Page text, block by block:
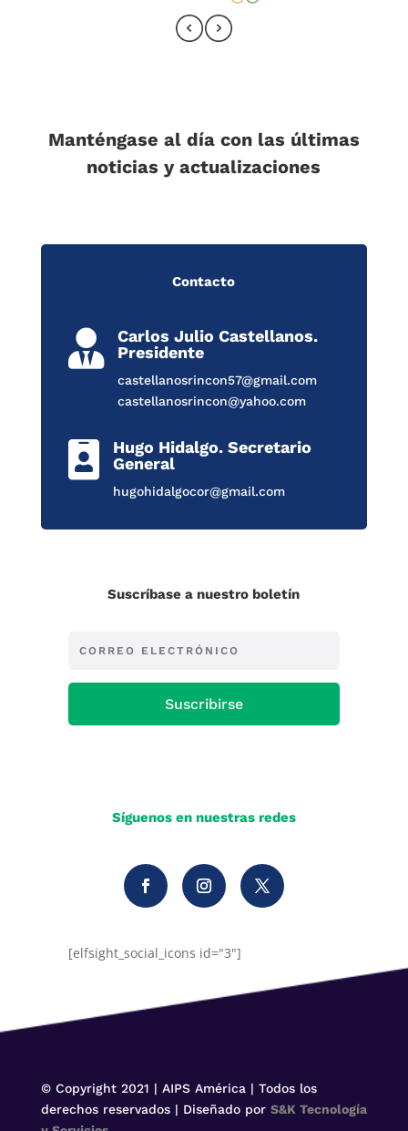
Manténgase al día con las últimas
noticias y actualizaciones
Contacto

Carlos Julio Castellanos.
Presidente
castellanosrincon57@gmail.com
castellanosrincon@yahoo.com

Hugo Hidalgo. Secretario
General
hugohidalgocor@gmail.com
Suscríbase a nuestro boletín
Suscribirse
Síguenos en nuestras redes
[elfsight_social_icons id="3"]
© Copyright 2021 | AIPS América | Todos los
derechos reservados | Diseñado por S&K Tecnología